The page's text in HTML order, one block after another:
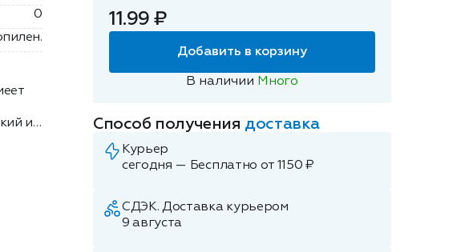
0
и
11.99 ₽
Добавить в корзину
В наличии Много
Способ получения доставка
Курьер
сегодня — Бесплатно от 1150 ₽
СДЭК. Доставка курьером
9 августа